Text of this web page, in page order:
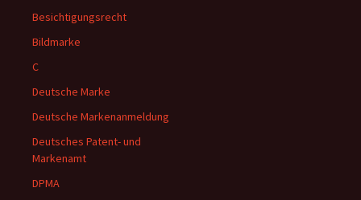
Besichtigungsrecht
Bildmarke
C
Deutsche Marke
Deutsche Markenanmeldung
Deutsches Patent- und
Markenamt
DPMA